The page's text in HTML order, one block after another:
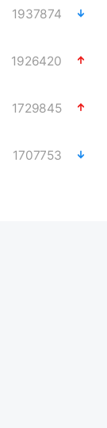
1937874
1926420
1729845
1707753